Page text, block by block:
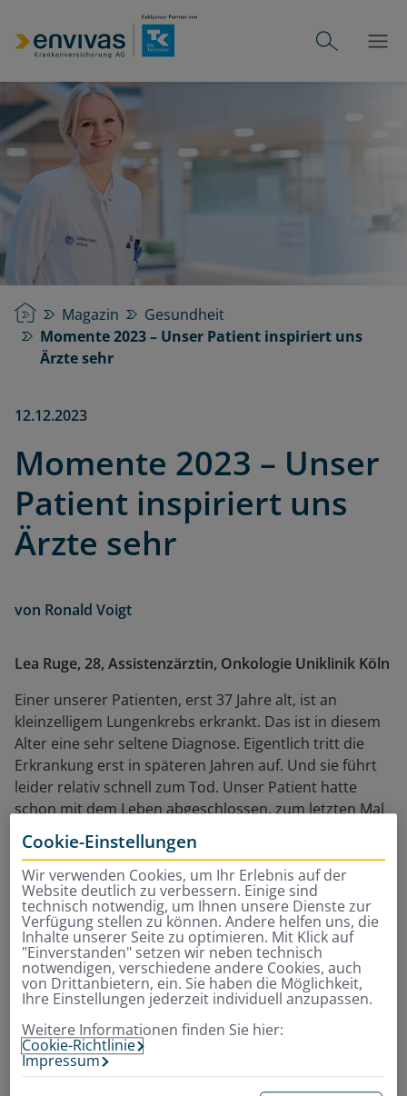
StartseiteMagazin
Gesundheit
Momente 2023 – Unser Patient inspiriert uns
Ärzte sehr
12.12.2023
Momente 2023 – Unser
Patient inspiriert uns
Ärzte sehr
von Ronald Voigt
Lea Ruge, 28, Assistenzärztin, Onkologie Uniklinik Köln
Einer unserer Patienten, erst 37 Jahre alt, ist an
kleinzelligem Lungenkrebs erkrankt. Das ist in diesem
Alter eine sehr seltene Diagnose. Eigentlich tritt die
Erkrankung erst in späteren Jahren auf. Und sie führt
leider relativ schnell zum Tod. Unser Patient hatte
schon mit dem Leben abgeschlossen, zum letzten Mal
Weihnachten, zum letzten Mal Geburtstag gefeiert. Es
gelang uns aber, ihn in eine Studie einzuschließen.
„Unser Patient hatte schon
mit dem Leben abgeschlossen,
zum letzten Mal Weihnachten,
zum letzten Mal Geburtstag
gefeiert.”
Cookie-Einstellungen
Wir verwenden Cookies, um Ihr Erlebnis auf der
Website deutlich zu verbessern. Einige sind
technisch notwendig, um Ihnen unsere Dienste zur
Verfügung stellen zu können. Andere helfen uns, die
Inhalte unserer Seite zu optimieren. Mit Klick auf
"Einverstanden" setzen wir neben technisch
notwendigen, verschiedene andere Cookies, auch
von Drittanbietern, ein. Sie haben die Möglichkeit,
Ihre Einstellungen jederzeit individuell anzupassen.
Weitere Informationen finden Sie hier:
Cookie-Richtlinie
Impressum